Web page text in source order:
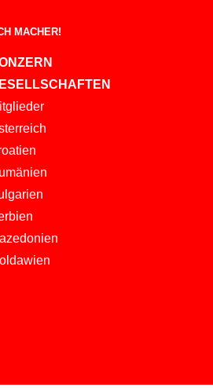
MACHER!